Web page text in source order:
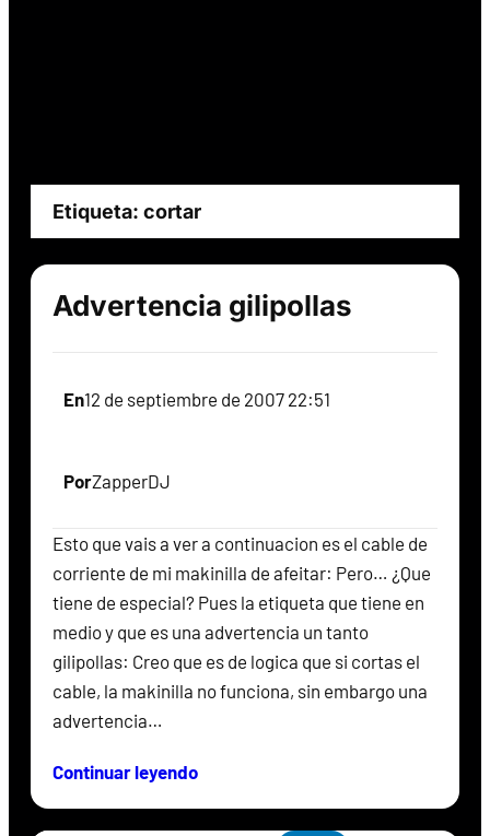
Etiqueta: cortar
Advertencia gilipollas
En12 de septiembre de 2007 22:51
PorZapperDJ
Esto que vais a ver a continuacion es el cable de
corriente de mi makinilla de afeitar: Pero… ¿Que
tiene de especial? Pues la etiqueta que tiene en
medio y que es una advertencia un tanto
gilipollas: Creo que es de logica que si cortas el
cable, la makinilla no funciona, sin embargo una
advertencia…
Continuar leyendo